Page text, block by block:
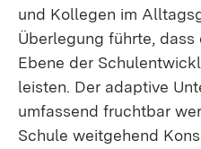
und Kollegen im
Überlegung führte,
Ebene der
leisten. Der adaptive
umfassend fruchtbar
Schule weitgehend